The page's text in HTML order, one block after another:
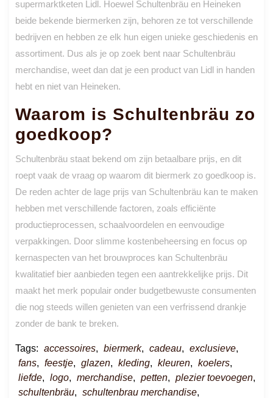
supermarktketen Lidl. Hoewel Schultenbräu en Heineken
beide bekende biermerken zijn, behoren ze tot verschillende
bedrijven en hebben ze elk hun eigen unieke geschiedenis en
assortiment. Dus als je op zoek bent naar Schultenbräu
merchandise, weet dan dat je een product van Lidl in handen
hebt en niet van Heineken.
Waarom is Schultenbräu zo
goedkoop?
Schultenbräu staat bekend om zijn betaalbare prijs, en dit
roept vaak de vraag op waarom dit biermerk zo goedkoop is.
De reden achter de lage prijs van Schultenbräu kan te maken
hebben met verschillende factoren, zoals efficiënte
productieprocessen, schaalvoordelen en eenvoudige
verpakkingen. Door slimme kostenbeheersing en focus op
kernaspecten van het brouwproces kan Schultenbräu
kwalitatief bier aanbieden tegen een aantrekkelijke prijs. Dit
maakt het merk populair onder budgetbewuste consumenten
die nog steeds willen genieten van een verfrissend drankje
zonder de bank te breken.
Tags: accessoires, biermerk, cadeau, exclusieve,
fans, feestje, glazen, kleding, kleuren, koelers,
liefde, logo, merchandise, petten, plezier toevoegen,
schultenbräu, schultenbrau merchandise,